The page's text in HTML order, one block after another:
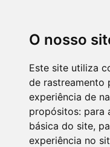
O nosso
Este site utiliza
de rastreamento
experiência de
propósitos: para
básica do site,
experiência no